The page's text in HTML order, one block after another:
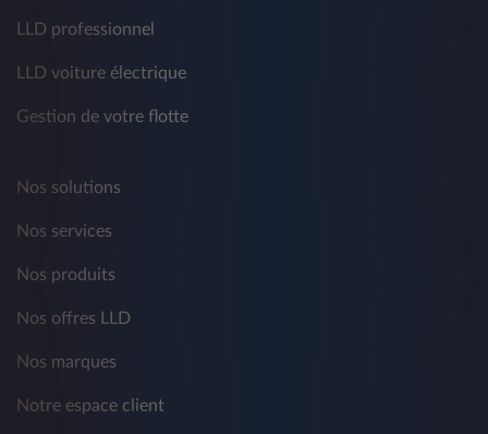
LLD professionnel
LLD voiture électrique
Gestion de votre flotte
Nos solutions
Nos services
Nos produits
Nos offres LLD
Nos marques
Notre espace client